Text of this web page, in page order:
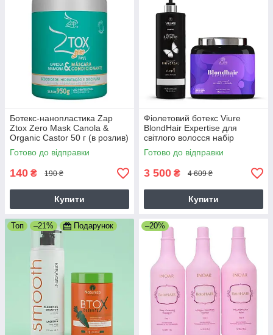
Ботекс-нанопластика Zap
Ztox Zero Mаsk Canola &
Organic Castor 50 г (в розлив)
Готово до відправки
140 ₴ 190 ₴
Купити
Фіолетовий ботекс Viure
BlondHair Expertise для
світлого волосся набір
2х1000 мл
Готово до відправки
3 500 ₴ 4 609 ₴
Купити
Топ –21% Подарунок –20%